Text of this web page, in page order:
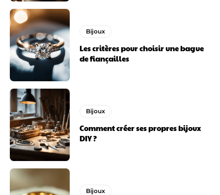
Bijoux
Les critères pour choisir une bague
de fiançailles
Bijoux
Comment créer ses propres bijoux
DIY ?
Bijoux